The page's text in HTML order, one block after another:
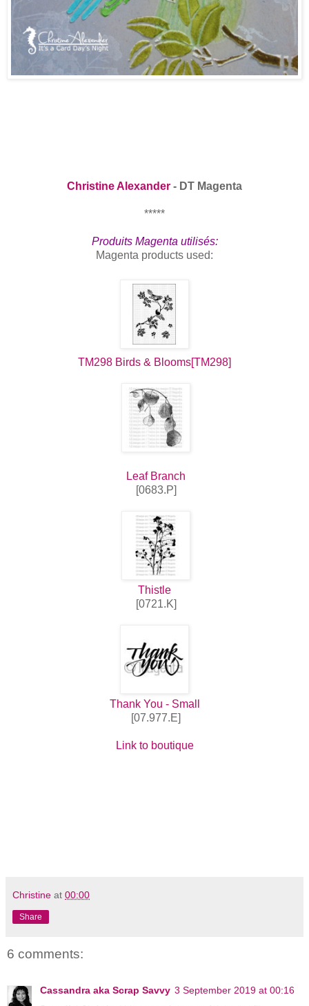
Christine Alexander - DT Magenta
*****
Produits Magenta utilisés:
Magenta products used:
TM298 Birds & Blooms[TM298]
Leaf Branch
[0683.P]
Thistle
[0721.K]
Thank You - Small
[07.977.E]
Link to boutique
Christine at 00:00
Share
6 comments:
Cassandra aka Scrap Savvy 3 September 2019 at 00:16